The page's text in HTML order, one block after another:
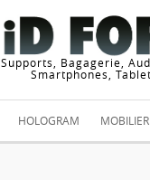
Supports, Bagagerie,
Smartphones,
HOLOGRAM